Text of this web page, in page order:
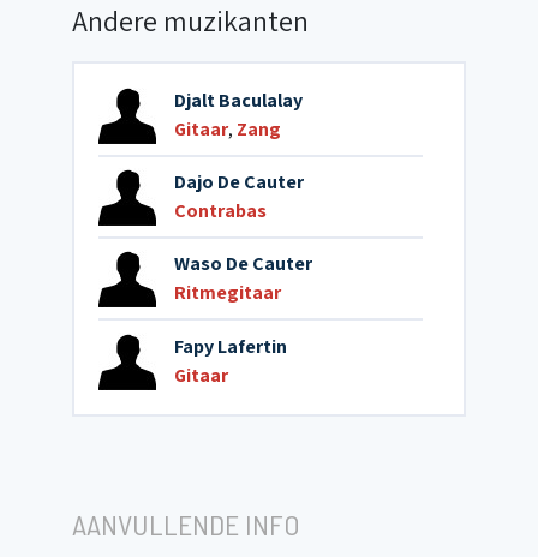
Andere muzikanten
Djalt Baculalay
Gitaar, Zang
Dajo De Cauter
Contrabas
Waso De Cauter
Ritmegitaar
Fapy Lafertin
Gitaar
AANVULLENDE INFO